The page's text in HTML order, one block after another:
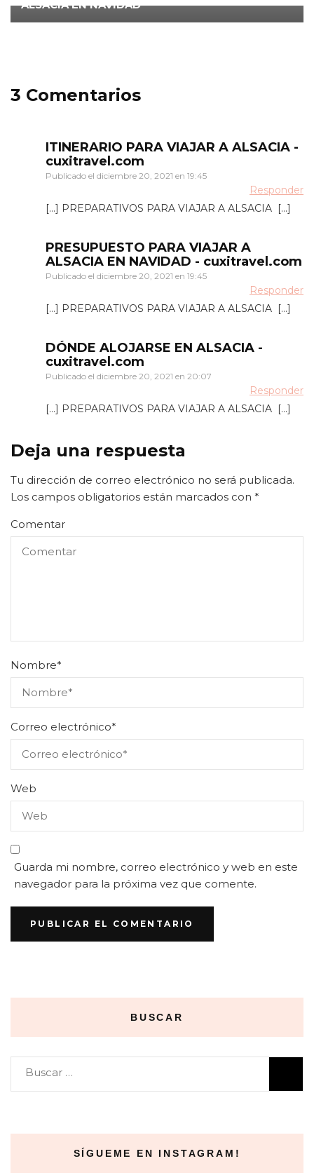
ALSACIA EN NAVIDAD
3 Comentarios
ITINERARIO PARA VIAJAR A ALSACIA -
cuxitravel.com
Publicado el diciembre 20, 2021 en 19:45
Responder
[…] PREPARATIVOS PARA VIAJAR A ALSACIA […]
PRESUPUESTO PARA VIAJAR A
ALSACIA EN NAVIDAD - cuxitravel.com
Publicado el diciembre 20, 2021 en 19:45
Responder
[…] PREPARATIVOS PARA VIAJAR A ALSACIA […]
DÓNDE ALOJARSE EN ALSACIA -
cuxitravel.com
Publicado el diciembre 20, 2021 en 20:07
Responder
[…] PREPARATIVOS PARA VIAJAR A ALSACIA […]
Deja una respuesta
Tu dirección de correo electrónico no será publicada.
Los campos obligatorios están marcados con *
Comentar
Nombre*
Correo electrónico*
Web
Guarda mi nombre, correo electrónico y web en este
navegador para la próxima vez que comente.
BUSCAR
Buscar:
SÍGUEME EN INSTAGRAM!